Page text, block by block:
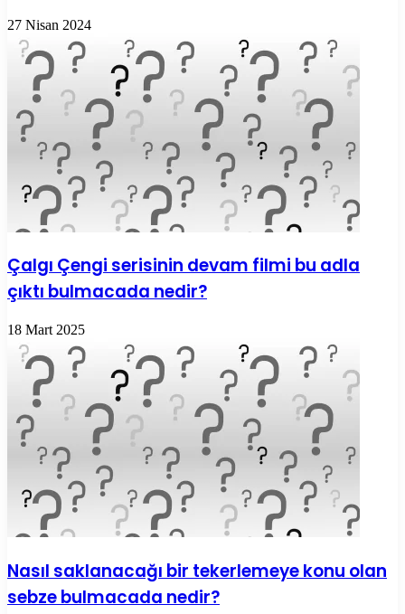
27 Nisan 2024
Çalgı Çengi serisinin devam filmi bu adla
çıktı bulmacada nedir?
18 Mart 2025
Nasıl saklanacağı bir tekerlemeye konu olan
sebze bulmacada nedir?